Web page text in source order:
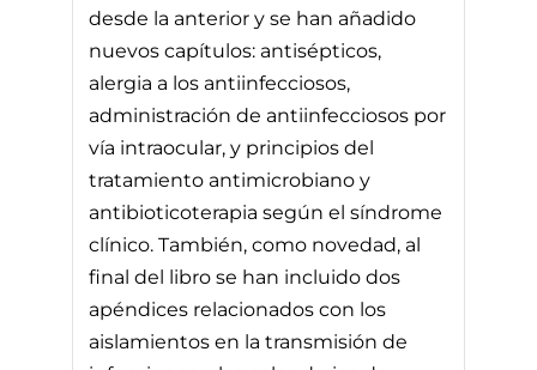
desde la anterior y se han añadido
nuevos capítulos: antisépticos,
alergia a los antiinfecciosos,
administración de antiinfecciosos por
vía intraocular, y principios del
tratamiento antimicrobiano y
antibioticoterapia según el síndrome
clínico. También, como novedad, al
final del libro se han incluido dos
apéndices relacionados con los
aislamientos en la transmisión de